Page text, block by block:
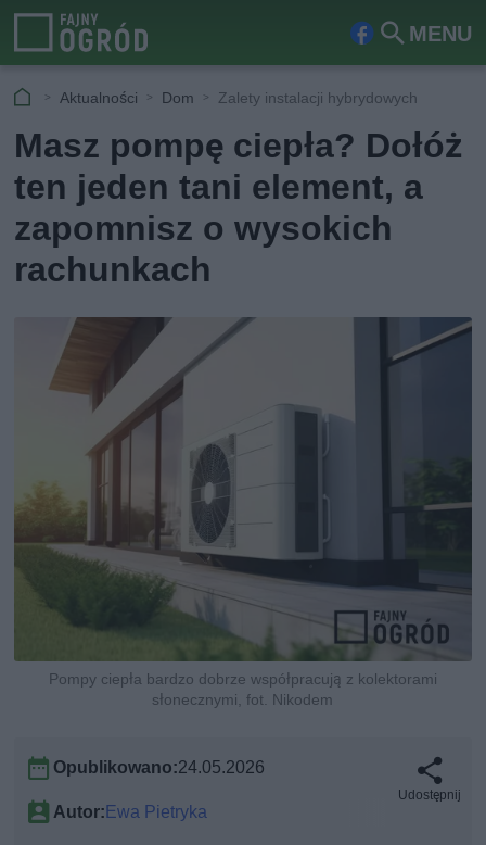
MENU
Fa
ook
Szu
Aktualności Dom Zalety instalacji hybrydowych
Masz pompę ciepła? Dołóż
ten jeden tani element, a
zapomnisz o wysokich
rachunkach
Pompy ciepła bardzo dobrze współpracują z kolektorami
słonecznymi, fot. Nikodem
Opublikowano:24.05.2026
Autor: Ewa Pietryka
Udostępnij